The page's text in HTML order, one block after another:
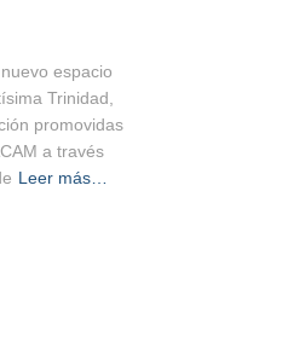
espacio
Trinidad,
promovidas
a través
Leer más…